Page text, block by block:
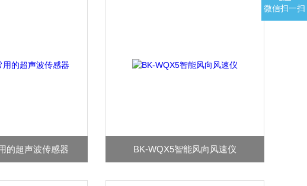
的超声波传感器 BK-WQX5智能风向风速仪
微信扫一扫